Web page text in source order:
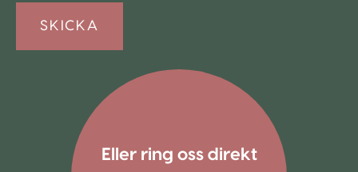
Eller ring oss direkt